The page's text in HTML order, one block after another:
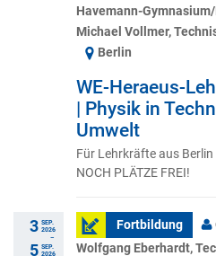
Havemann-
Michael Vollmer,
Berlin
WE-Heraeus-
| Physik in
Umwelt
Für Lehrkräfte aus
NOCH PLÄTZE FREI!
3 SEP.
2026
–
5 SEP.
2026
Fortbildung
Wolfgang Eberhardt,